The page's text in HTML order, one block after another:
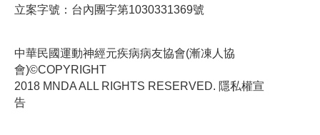
立案字號：台內團字第1030331369號
中華民國運動神經元疾病病友協會(漸凍人協
會)©COPYRIGHT
2018 MNDA ALL RIGHTS RESERVED. 隱私權宣
告